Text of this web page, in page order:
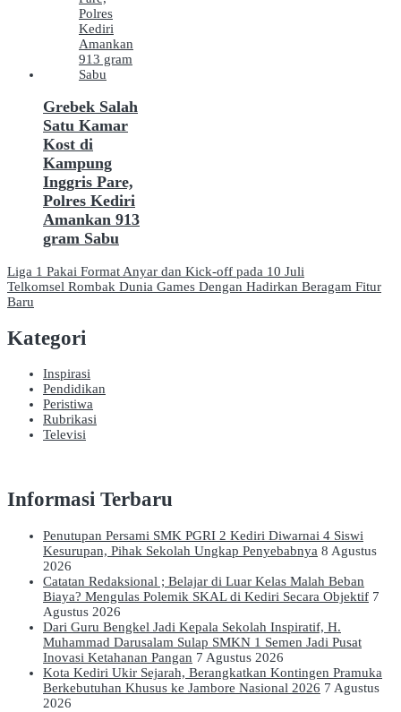
Grebek Salah
Satu Kamar
Kost di
Kampung
Inggris Pare,
Polres Kediri
Amankan 913
gram Sabu
Navigasi
pos
Liga 1 Pakai Format Anyar dan Kick-off pada 10 Juli
Telkomsel Rombak Dunia Games Dengan Hadirkan Beragam Fitur
Baru
Kategori
Inspirasi
Pendidikan
Peristiwa
Rubrikasi
Televisi
Informasi Terbaru
Penutupan Persami SMK PGRI 2 Kediri Diwarnai 4 Siswi
Kesurupan, Pihak Sekolah Ungkap Penyebabnya 8 Agustus
2026
Catatan Redaksional ; Belajar di Luar Kelas Malah Beban
Biaya? Mengulas Polemik SKAL di Kediri Secara Objektif 7
Agustus 2026
Dari Guru Bengkel Jadi Kepala Sekolah Inspiratif, H.
Muhammad Darusalam Sulap SMKN 1 Semen Jadi Pusat
Inovasi Ketahanan Pangan 7 Agustus 2026
Kota Kediri Ukir Sejarah, Berangkatkan Kontingen Pramuka
Berkebutuhan Khusus ke Jambore Nasional 2026 7 Agustus
2026